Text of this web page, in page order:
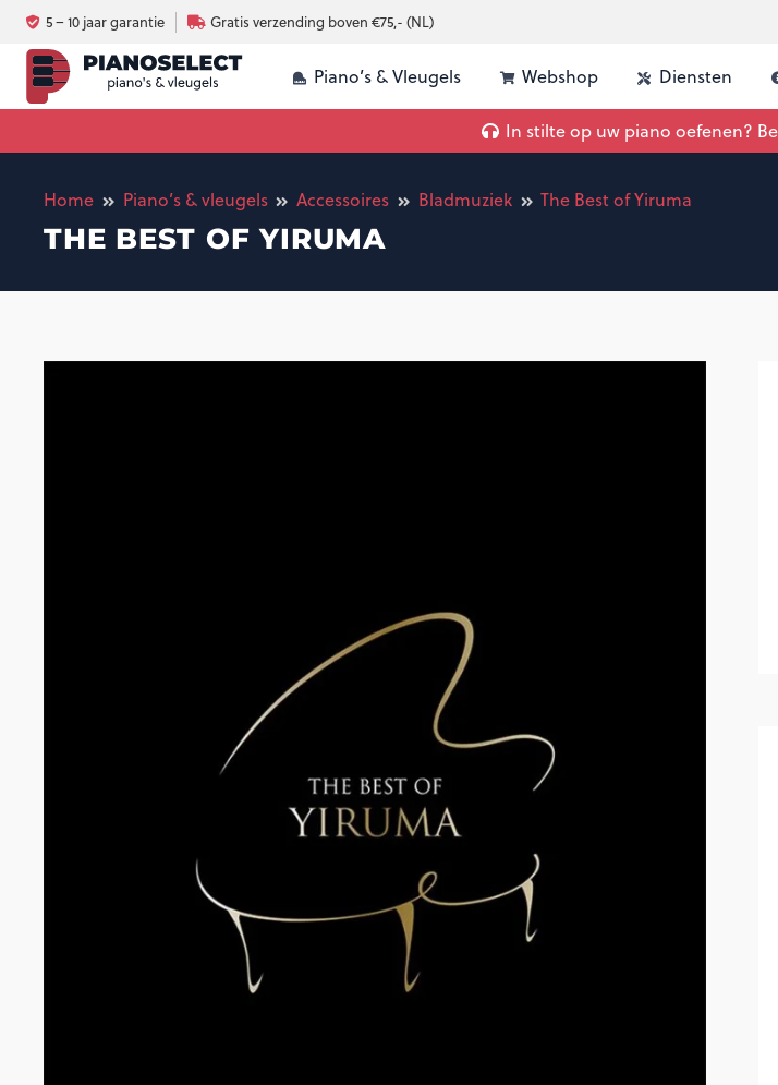
5 – 10 jaar garantie Gratis verzending boven €75,- (NL)
Piano’s & Vleugels Webshop Diensten
In stilte op uw piano oefenen?
Home Piano’s & vleugels Accessoires Bladmuziek The Best of Yiruma
THE BEST OF YIRUMA